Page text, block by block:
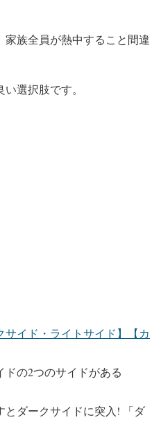
家族全員が熱中すること間違
選択肢です。
イド・ライトサイド】【カ
の2つのサイドがある
とダークサイドに突入! 「ダ